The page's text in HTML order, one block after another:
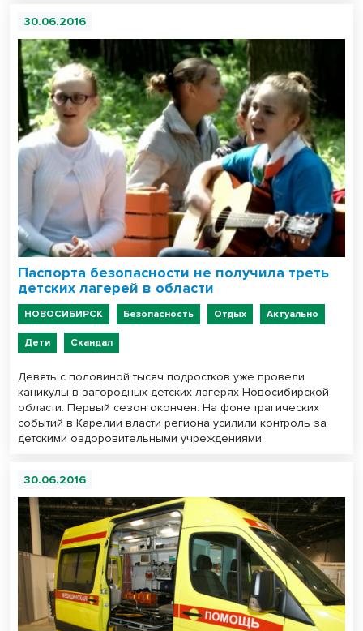
30.06.2016
Паспорта безопасности не получила треть
детских лагерей в области
НОВОСИБИРСК Безопасность Отдых Актуально
Дети Скандал
Девять с половиной тысяч подростков уже провели
каникулы в загородных детских лагерях Новосибирской
области. Первый сезон окончен. На фоне трагических
событий в Карелии власти региона усилили контроль за
детскими оздоровительными учреждениями.
30.06.2016